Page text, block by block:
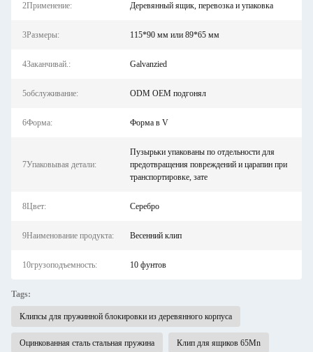
2Применение: Деревянный ящик, перевозка и упаковка
3Размеры: 115*90 мм или 89*65 мм
4Заканчивай.: Galvanzied
5обслуживание: ODM OEM подгонял
6Форма: Форма в V
7Упаковывая детали:
Пузырьки упакованы по отдельности для
предотвращения повреждений и царапин при
транспортировке, зате
8Цвет: Серебро
9Наименование продукта: Весенний клип
10грузоподъемность: 10 фунтов
Tags:
Клипсы для пружинной блокировки из деревянного корпуса
Оцинкованная сталь стальная пружина Клип для ящиков 65Mn